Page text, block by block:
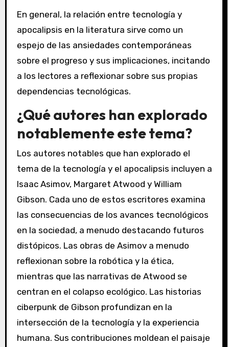
En general, la relación entre tecnología y
apocalipsis en la literatura sirve como un
espejo de las ansiedades contemporáneas
sobre el progreso y sus implicaciones, incitando
a los lectores a reflexionar sobre sus propias
dependencias tecnológicas.
¿Qué autores han explorado
notablemente este tema?
Los autores notables que han explorado el
tema de la tecnología y el apocalipsis incluyen a
Isaac Asimov, Margaret Atwood y William
Gibson. Cada uno de estos escritores examina
las consecuencias de los avances tecnológicos
en la sociedad, a menudo destacando futuros
distópicos. Las obras de Asimov a menudo
reflexionan sobre la robótica y la ética,
mientras que las narrativas de Atwood se
centran en el colapso ecológico. Las historias
ciberpunk de Gibson profundizan en la
intersección de la tecnología y la experiencia
humana. Sus contribuciones moldean el paisaje